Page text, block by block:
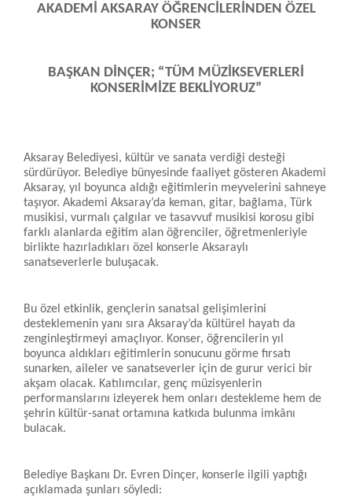
AKADEMİ AKSARAY ÖĞRENCİLERİNDEN ÖZEL
KONSER
BAŞKAN DİNÇER; “TÜM MÜZİKSEVERLERİ
KONSERİMİZE BEKLİYORUZ”
Aksaray Belediyesi, kültür ve sanata verdiği desteği
sürdürüyor. Belediye bünyesinde faaliyet gösteren Akademi
Aksaray, yıl boyunca aldığı eğitimlerin meyvelerini sahneye
taşıyor. Akademi Aksaray’da keman, gitar, bağlama, Türk
musikisi, vurmalı çalgılar ve tasavvuf musikisi korosu gibi
farklı alanlarda eğitim alan öğrenciler, öğretmenleriyle
birlikte hazırladıkları özel konserle Aksaraylı
sanatseverlerle buluşacak.
Bu özel etkinlik, gençlerin sanatsal gelişimlerini
desteklemenin yanı sıra Aksaray’da kültürel hayatı da
zenginleştirmeyi amaçlıyor. Konser, öğrencilerin yıl
boyunca aldıkları eğitimlerin sonucunu görme fırsatı
sunarken, aileler ve sanatseverler için de gurur verici bir
akşam olacak. Katılımcılar, genç müzisyenlerin
performanslarını izleyerek hem onları destekleme hem de
şehrin kültür-sanat ortamına katkıda bulunma imkânı
bulacak.
Belediye Başkanı Dr. Evren Dinçer, konserle ilgili yaptığı
açıklamada şunları söyledi: